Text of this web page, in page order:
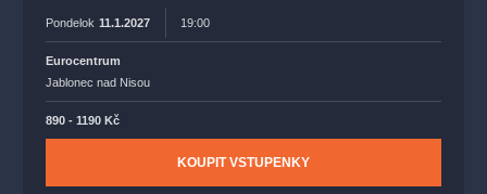
Pondelok 11.1.2027 19:00
Eurocentrum
Jablonec nad Nisou
890 - 1190 Kč
KOUPIT VSTUPENKY